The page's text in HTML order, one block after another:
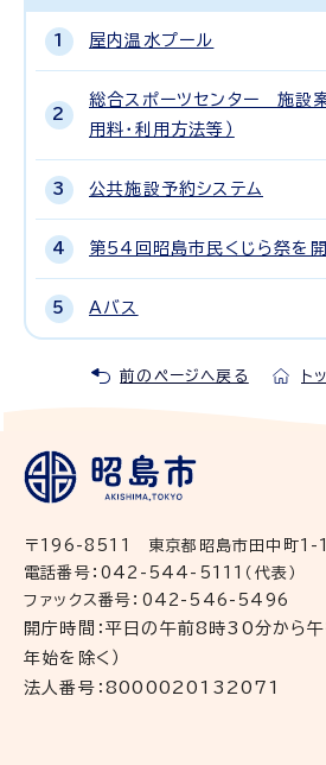
屋内温水プール
総合スポーツセンター 施設案
用料・利用方法等）
公共施設予約システム
第54回昭島市民くじら祭を
Aバス
前のページへ戻る ト
〒196-8511 東京都昭島市田中町1-
電話番号：042-544-5111（代表）
ファックス番号：042-546-5496
開庁時間：平日の午前8時30分から
年始を除く）
法人番号：8000020132071